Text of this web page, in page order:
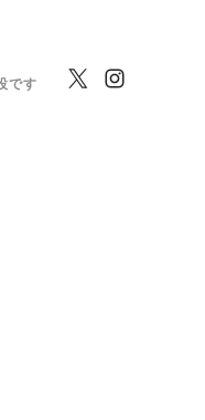
です